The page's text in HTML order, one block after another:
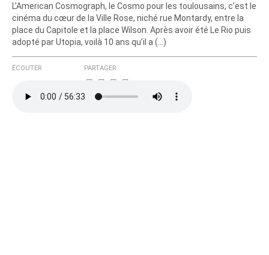
L’American Cosmograph, le Cosmo pour les toulousains, c’est le
cinéma du cœur de la Ville Rose, niché rue Montardy, entre la
place du Capitole et la place Wilson. Après avoir été Le Rio puis
adopté par Utopia, voilà 10 ans qu’il a (…)
ÉCOUTER PARTAGER